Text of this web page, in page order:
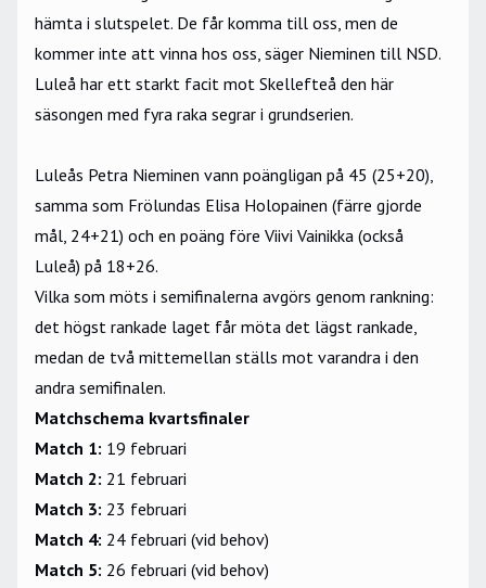
hämta i slutspelet. De får komma till oss, men de
kommer inte att vinna hos oss, säger Nieminen till NSD.
Luleå har ett starkt facit mot Skellefteå den här
säsongen med fyra raka segrar i grundserien.
Luleås Petra Nieminen vann poängligan på 45 (25+20),
samma som Frölundas Elisa Holopainen (färre gjorde
mål, 24+21) och en poäng före Viivi Vainikka (också
Luleå) på 18+26.
Vilka som möts i semifinalerna avgörs genom rankning:
det högst rankade laget får möta det lägst rankade,
medan de två mittemellan ställs mot varandra i den
andra semifinalen.
Matchschema kvartsfinaler
Match 1: 19 februari
Match 2: 21 februari
Match 3: 23 februari
Match 4: 24 februari (vid behov)
Match 5: 26 februari (vid behov)